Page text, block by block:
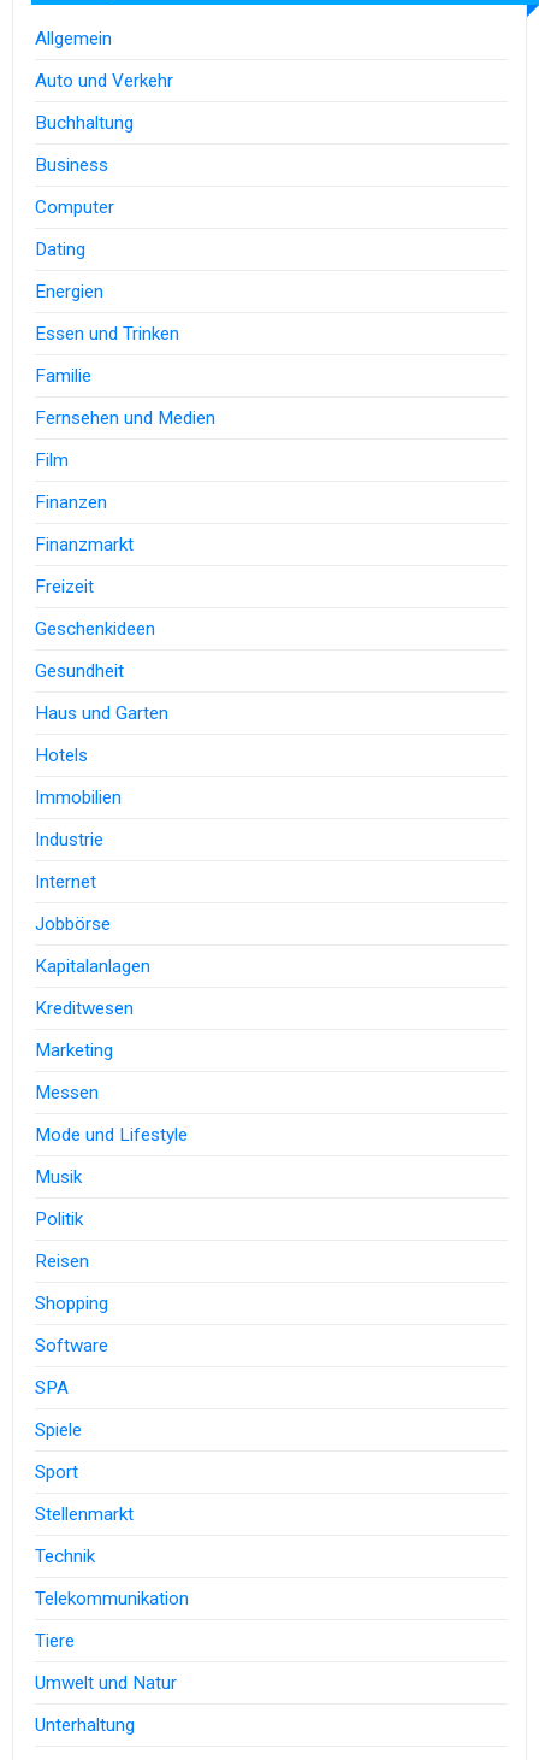
Allgemein
Auto und Verkehr
Buchhaltung
Business
Computer
Dating
Energien
Essen und Trinken
Familie
Fernsehen und Medien
Film
Finanzen
Finanzmarkt
Freizeit
Geschenkideen
Gesundheit
Haus und Garten
Hotels
Immobilien
Industrie
Internet
Jobbörse
Kapitalanlagen
Kreditwesen
Marketing
Messen
Mode und Lifestyle
Musik
Politik
Reisen
Shopping
Software
SPA
Spiele
Sport
Stellenmarkt
Technik
Telekommunikation
Tiere
Umwelt und Natur
Unterhaltung